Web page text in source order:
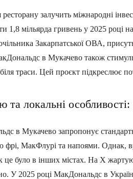
ресторану залучить міжнародні
1,8 мільярда гривень у 2025 році
Закарпатської ОВА,
в Мукачево також
траси. Цей проєкт підкреслює
та локальні
в Мукачево запропонує
фрі, МакФлурі та напоями. Однак,
це було в інших містах. На X
У 2025 році МакДональдс в